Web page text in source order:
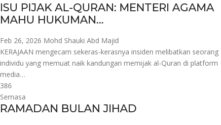
ISU PIJAK AL-QURAN: MENTERI AGAMA
MAHU HUKUMAN…
Feb 26, 2026 Mohd Shauki Abd Majid
KERAJAAN mengecam sekeras-kerasnya insiden melibatkan seorang
individu yang memuat naik kandungan memijak al-Quran di platform
media…
386
Semasa
RAMADAN BULAN JIHAD